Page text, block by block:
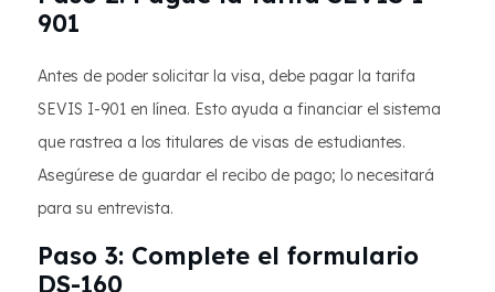
901
Antes de poder solicitar la visa, debe pagar la tarifa
SEVIS I-901 en línea. Esto ayuda a financiar el sistema
que rastrea a los titulares de visas de estudiantes.
Asegúrese de guardar el recibo de pago; lo necesitará
para su entrevista.
Paso 3: Complete el formulario
DS-160